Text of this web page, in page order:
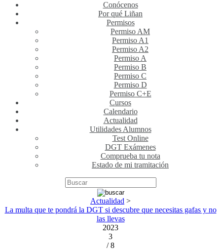
Conócenos
Por qué Liñan
Permisos
Permiso AM
Permiso A1
Permiso A2
Permiso A
Permiso B
Permiso C
Permiso D
Permiso C+E
Cursos
Calendario
Actualidad
Utilidades Alumnos
Test Online
DGT Exámenes
Comprueba tu nota
Estado de mi tramitación
Actualidad >
La multa que te pondrá la DGT si descubre que necesitas gafas y no
las llevas
2023
3
/ 8